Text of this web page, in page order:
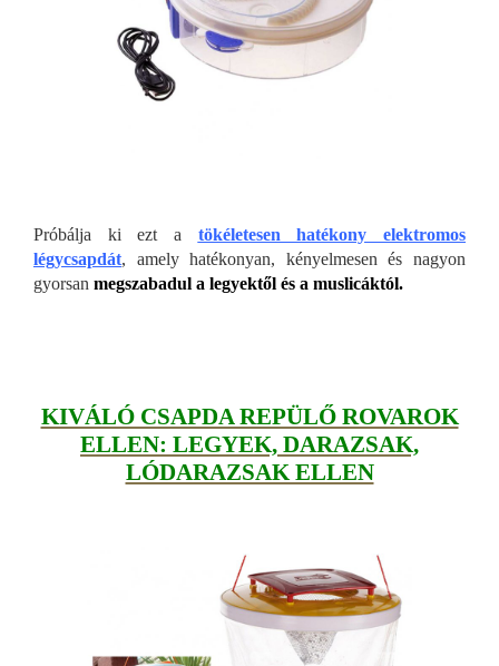
Próbálja ki ezt a tökéletesen hatékony elektromos
légycsapdát, amely hatékonyan, kényelmesen és nagyon
gyorsan megszabadul a legyektől és a muslicáktól.
KIVÁLÓ CSAPDA REPÜLŐ ROVAROK
ELLEN: LEGYEK, DARAZSAK,
LÓDARAZSAK ELLEN